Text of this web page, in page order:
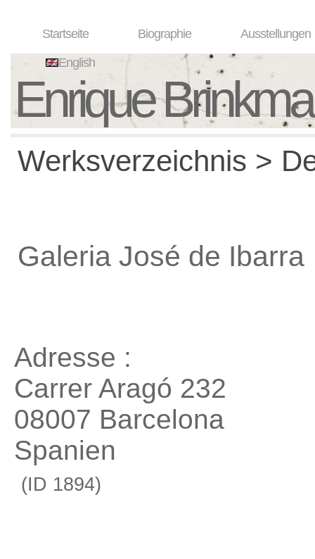
Startseite Biographie Ausstellungen
English
Enrique
Werksverzeichnis >
Galeria José de Ibarra
Adresse :
Carrer Aragó 232
08007 Barcelona
Spanien
(ID 1894)